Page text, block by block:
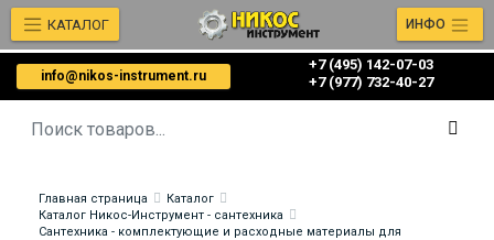
info@nikos-instrument.ru
+7 (495) 142-07-03
‎‎+7 (977) 732-40-27
КАТАЛОГ ИНФО
Главная страница
Каталог
Каталог Никос-Инструмент - сантехника
Сантехника - комплектующие и расходные материалы для